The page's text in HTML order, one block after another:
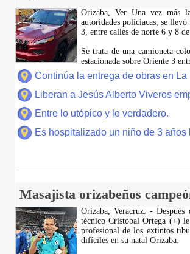
Orizaba, Ver.-Una vez más
autoridades policiacas, se
3, entre calles de norte 6 y 8
Se trata de una camioneta
estacionada sobre Oriente 3
Continúa la entrega de obras en La
Liberan a Jesús Alberto Viveros
Entre lo utópico y lo verdadero.
Es hospitalizado un niño de 3
Masajista orizabeños
Orizaba, Veracruz. -
técnico Cristóbal Ortega (+)
profesional de los extintos
difíciles en su natal Orizaba.